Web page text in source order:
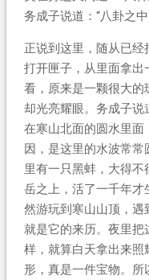
务成子说道：“八卦之
正说到这里，随从已
打开匣子，从里面拿出
看，原来是一颗很大的
却光亮耀眼。务成子说
在寒山北面的圆水里
因，是这里的水波常
里有一只黑蚌，大得
岳之上，活了一千年才
然游玩到寒山山顶，
就是它的来历。夜里
样，就算白天拿出来照
形，真是一件宝物。